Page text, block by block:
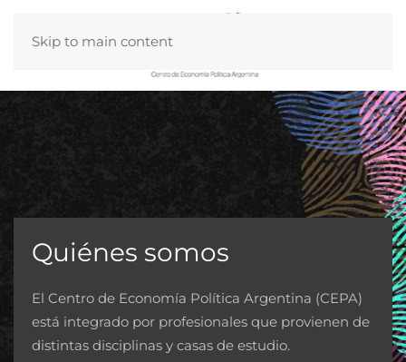
Skip to main content
Quiénes somos
El Centro de Economía Política Argentina (CEPA)
está integrado por profesionales que provienen de
distintas disciplinas y casas de estudio.